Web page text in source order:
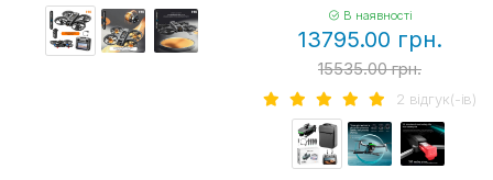
В наявності
13795.00 грн.
15535.00 грн.
2 вiдгук(-iв)